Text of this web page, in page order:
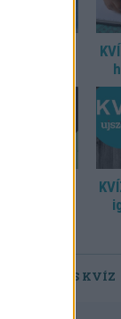
született
hol
ÖSSZES KVÍZ